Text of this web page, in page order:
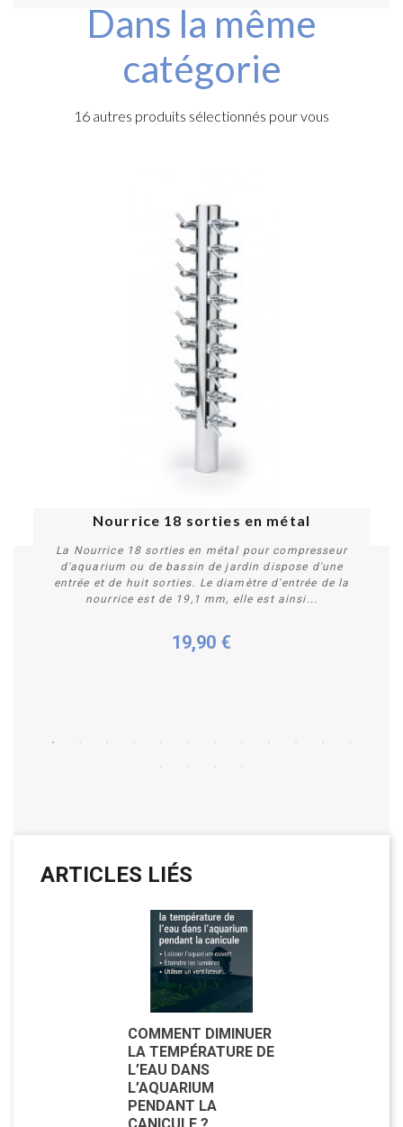
Dans la même
catégorie
16 autres produits sélectionnés pour vous
Nourrice 18 sorties en métal
La Nourrice 18 sorties en métal pour compresseur
d'aquarium ou de bassin de jardin dispose d'une
entrée et de huit sorties. Le diamètre d'entrée de la
nourrice est de 19,1 mm, elle est ainsi...
19,90 €
ARTICLES LIÉS
COMMENT DIMINUER
LA TEMPÉRATURE DE
L’EAU DANS
L’AQUARIUM
PENDANT LA